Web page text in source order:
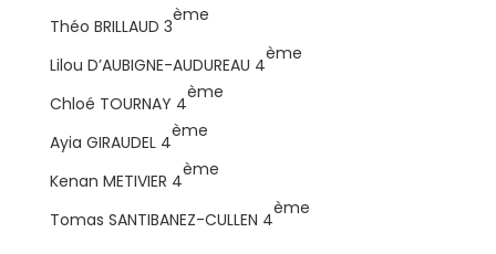
Théo BRILLAUD 3
ème
Lilou D’AUBIGNE-AUDUREAU 4
ème
Chloé TOURNAY 4
ème
Ayia GIRAUDEL 4
ème
Kenan METIVIER 4
ème
Tomas SANTIBANEZ-CULLEN 4
ème